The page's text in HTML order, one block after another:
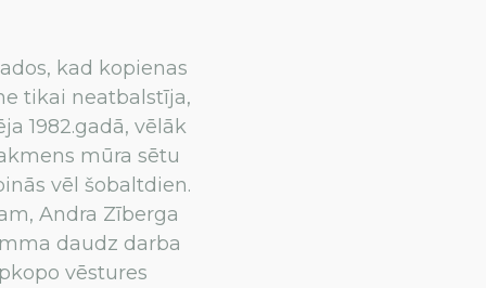
kad kopienas
tikai neatbalstīja,
1982.gadā, vēlāk
mūra sētu
vēl šobaltdien.
Andra Zīberga
daudz darba
vēstures